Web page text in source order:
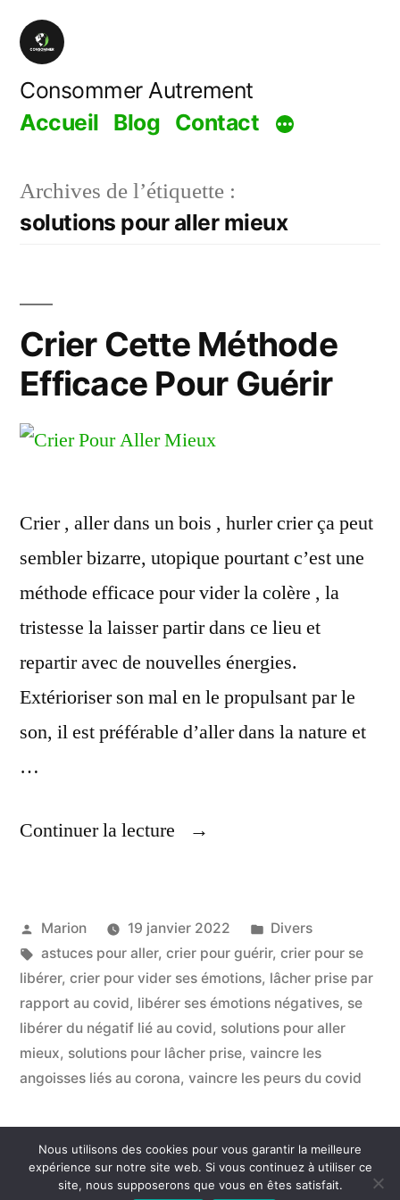
Aller
contenu
Consommer Autrement
Accueil Blog Contact
Archives de l’étiquette :
solutions pour aller mieux
Crier Cette Méthode
Efficace Pour Guérir
Crier , aller dans un bois , hurler crier ça peut
sembler bizarre, utopique pourtant c’est une
méthode efficace pour vider la colère , la
tristesse la laisser partir dans ce lieu et
repartir avec de nouvelles énergies.
Extérioriser son mal en le propulsant par le
son, il est préférable d’aller dans la nature et
…
Continuer la lecture
« Crier
Efficace
Pour
Guérir »
Publié
par
Marion 19 janvier 2022
Publié
dans
Divers
Étiquettes :
astuces pour aller, crier pour guérir, crier pour se
libérer, crier pour vider ses émotions, lâcher prise par
rapport au covid, libérer ses émotions négatives, se
libérer du négatif lié au covid, solutions pour aller
mieux, solutions pour lâcher prise, vaincre les
angoisses liés au corona, vaincre les peurs du covid
Consommer Autrement,Fièrement propulsé par
WordPress.
Nous utilisons des cookies pour vous garantir la meilleure
expérience sur notre site web. Si vous continuez à utiliser ce
site, nous supposerons que vous en êtes satisfait.